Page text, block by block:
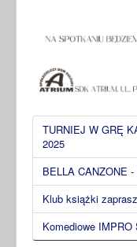
TURNIEJ W GRĘ
2025
BELLA CANZONE
Klub książki
Komediowe IMPRO